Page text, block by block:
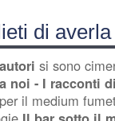
di
si sono
noi - I racconti
il medium